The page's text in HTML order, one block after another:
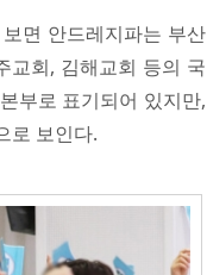
면 안드레지파는 부산
교회, 김해교회 등의 국
부로 표기되어 있지만,
로 보인다.